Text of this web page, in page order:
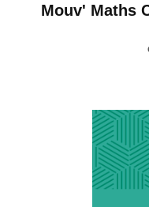
Mouv' Maths